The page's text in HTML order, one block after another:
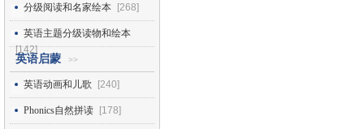
分级阅读和名家绘本 [268]
英语主题分级读物和绘本
[142]
英语启蒙 >>
英语动画和儿歌 [240]
Phonics自然拼读 [178]